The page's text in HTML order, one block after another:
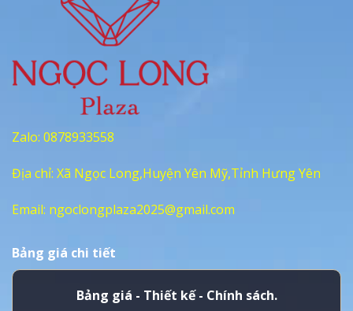
Zalo: 0878933558
Địa chỉ: Xã Ngọc Long,Huyện Yên Mỹ,Tỉnh Hưng Yên
Email: ngoclongplaza2025@gmail.com
Bảng giá chi tiết
Bảng giá - Thiết kế - Chính sách.